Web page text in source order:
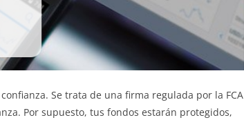
Se trata de una firma regulada por la FCA
Por supuesto, tus fondos estarán protegidos,